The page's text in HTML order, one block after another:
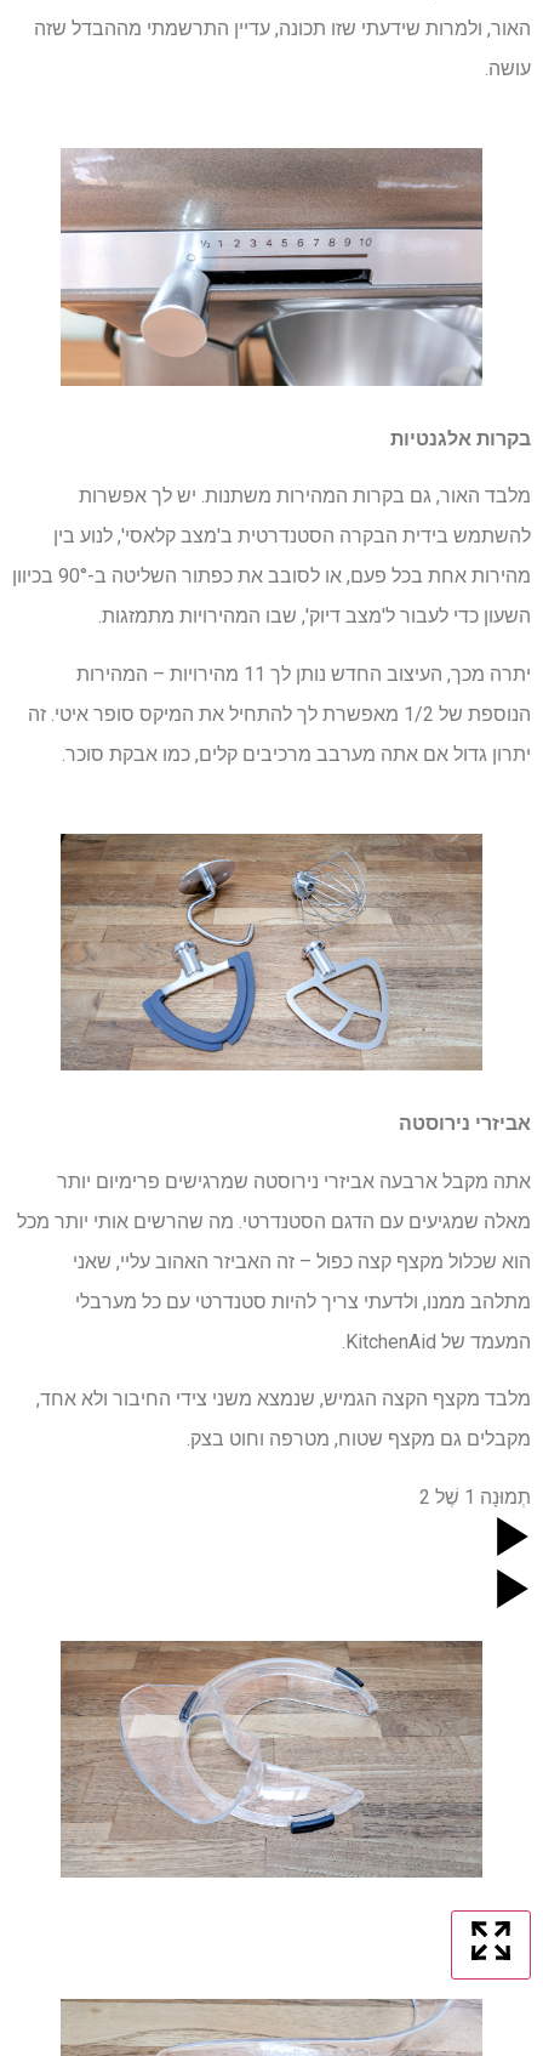
האור, ולמרות שידעתי שזו תכונה, עדיין התרשמתי מההבדל שזה
עושה.
בקרות אלגנטיות
מלבד האור, גם בקרות המהירות משתנות. יש לך אפשרות
להשתמש בידית הבקרה הסטנדרטית ב'מצב קלאסי', לנוע בין
מהירות אחת בכל פעם, או לסובב את כפתור השליטה ב-90° בכיוון
השעון כדי לעבור ל'מצב דיוק', שבו המהירויות מתמזגות.
יתרה מכך, העיצוב החדש נותן לך 11 מהירויות – המהירות
הנוספת של 1/2 מאפשרת לך להתחיל את המיקס סופר איטי. זה
יתרון גדול אם אתה מערבב מרכיבים קלים, כמו אבקת סוכר.
אביזרי נירוסטה
אתה מקבל ארבעה אביזרי נירוסטה שמרגישים פרימיום יותר
מאלה שמגיעים עם הדגם הסטנדרטי. מה שהרשים אותי יותר מכל
הוא שכלול מקצף קצה כפול – זה האביזר האהוב עליי, שאני
מתלהב ממנו, ולדעתי צריך להיות סטנדרטי עם כל מערבלי
המעמד של KitchenAid.
מלבד מקצף הקצה הגמיש, שנמצא משני צידי החיבור ולא אחד,
מקבלים גם מקצף שטוח, מטרפה וחוט בצק.
תְמוּנָה 1 שֶׁל 2